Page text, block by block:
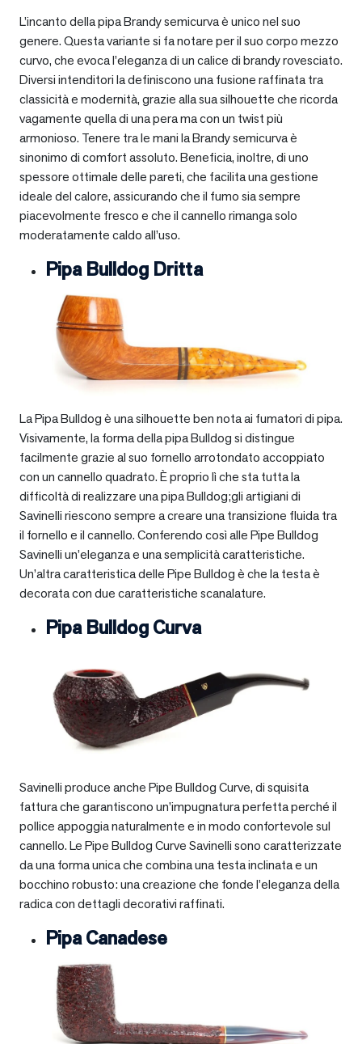
L’incanto della pipa Brandy semicurva è unico nel suo
genere. Questa variante si fa notare per il suo corpo mezzo
curvo, che evoca l’eleganza di un calice di brandy rovesciato.
Diversi intenditori la definiscono una fusione raffinata tra
classicità e modernità, grazie alla sua silhouette che ricorda
vagamente quella di una pera ma con un twist più
armonioso. Tenere tra le mani la Brandy semicurva è
sinonimo di comfort assoluto. Beneficia, inoltre, di uno
spessore ottimale delle pareti, che facilita una gestione
ideale del calore, assicurando che il fumo sia sempre
piacevolmente fresco e che il cannello rimanga solo
moderatamente caldo all’uso.
Pipa Bulldog Dritta
La Pipa Bulldog è una silhouette ben nota ai fumatori di pipa.
Visivamente, la forma della pipa Bulldog si distingue
facilmente grazie al suo fornello arrotondato accoppiato
con un cannello quadrato. È proprio lì che sta tutta la
difficoltà di realizzare una pipa Bulldog;gli artigiani di
Savinelli riescono sempre a creare una transizione fluida tra
il fornello e il cannello. Conferendo così alle Pipe Bulldog
Savinelli un’eleganza e una semplicità caratteristiche.
Un’altra caratteristica delle Pipe Bulldog è che la testa è
decorata con due caratteristiche scanalature.
Pipa Bulldog Curva
Savinelli produce anche Pipe Bulldog Curve, di squisita
fattura che garantiscono un’impugnatura perfetta perché il
pollice appoggia naturalmente e in modo confortevole sul
cannello. Le Pipe Bulldog Curve Savinelli sono caratterizzate
da una forma unica che combina una testa inclinata e un
bocchino robusto: una creazione che fonde l’eleganza della
radica con dettagli decorativi raffinati.
Pipa Canadese